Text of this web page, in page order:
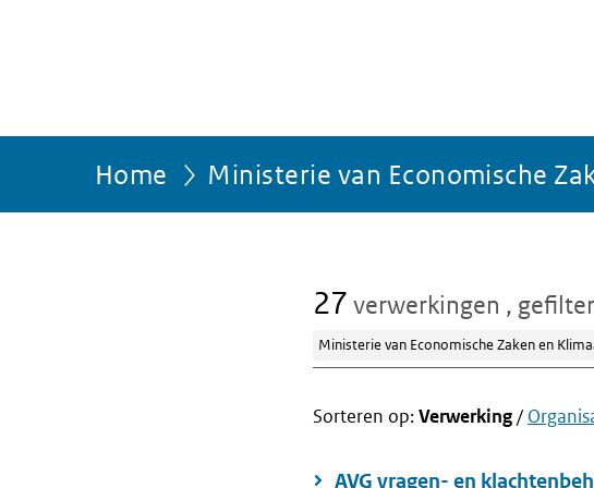
Home Ministerie van Economische
27 verwerkingen ,
Ministerie van Economische Zaken en
Sorteren op:Verwerking/
AVG vragen- en